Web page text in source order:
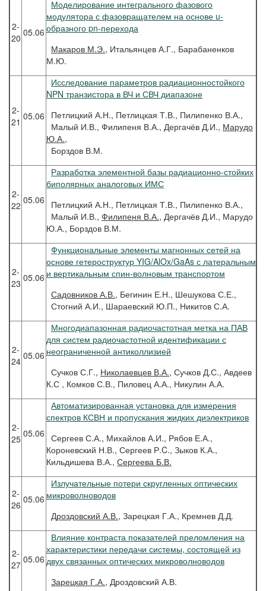
2-
20 05.06
Моделирование интегрального фазового
модулятора с фазовращателем на основе u-
образного pn-перехода
Макаров М.Э., Итальянцев А.Г., Барабаненков
М.Ю.
2-
21 05.06
Исследование параметров радиационностойкого
NPN транзистора в ВЧ и СВЧ диапазоне
Петлицкий А.Н., Петлицкая Т.В., Пилипенко В.А.,
Малый И.В., Филипеня В.А., Дергачёв Д.И., Марудо
Ю.А.,
Борздов В.М.
2-
22 05.06
Разработка элементной базы радиационно-стойких
биполярных аналоговых ИМС
Петлицкий А.Н., Петлицкая Т.В., Пилипенко В.А.,
Малый И.В., Филипеня В.А., Дергачёв Д.И., Марудо
Ю.А., Борздов В.М.
2-
23 05.06
Функциональные элементы магнонных сетей на
основе гетероструктур YIG/AlOx/GaAs с латеральным
и вертикальным спин-волновым транспортом
Садовников А.В., Бегинин Е.Н., Шешукова С.Е.,
Стогний А.И., Шараевский Ю.П., Никитов С.А.
2-
24 05.06
Многодиапазонная радиочастотная метка на ПАВ
для систем радиочастотной идентификации с
неограниченной антиколлизией
Сучков С.Г., Николаевцев В.А., Сучков Д.С., Авдеев
К.С , Комков С.В., Пиловец А.А., Никулин А.А.
2-
25 05.06
Автоматизированная установка для измерения
спектров КСВН и пропускания жидких диэлектриков
Сергеев С.А., Михайлов А.И., Рябов Е.А.,
Короневский Н.В., Сергеев Р.C., Зыков К.А.,
Кильдишева В.А., Сергеева Б.В.
2-
26 05.06
Излучательные потери скругленных оптических
микроволноводов
Дроздовский А.В., Зарецкая Г.А., Кремнев Д.Д.
2-
27 05.06
Влияние контраста показателей преломления на
характеристики передачи системы, состоящей из
двух связанных оптических микроволноводов
Зарецкая Г.А., Дроздовский А.В.